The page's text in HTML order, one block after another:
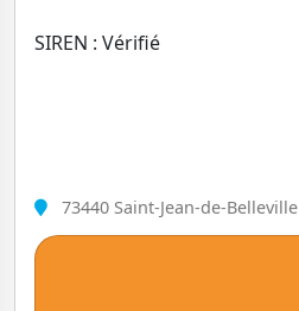
SIREN : Vérifié
73440 Saint-Jean-de-Belleville